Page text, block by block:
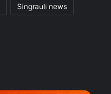
Singrauli news